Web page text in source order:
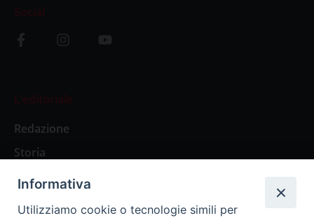
Social
L’editoriale
Redazione
Storia
Abbonamenti
Informativa
Utilizziamo cookie o tecnologie simili per